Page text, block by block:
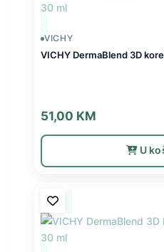
VICHY
VICHY DermaBlend 3D
51,00 KM
U